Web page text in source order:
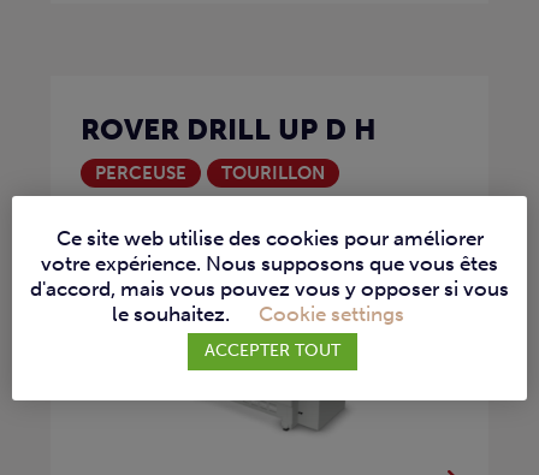
ROVER DRILL UP D H
PERCEUSE TOURILLON
La Rover Drill Up D H est une machine
CNC...
Ce site web utilise des cookies pour améliorer
votre expérience. Nous supposons que vous êtes
d'accord, mais vous pouvez vous y opposer si vous
le souhaitez.
Cookie settings
ACCEPTER TOUT